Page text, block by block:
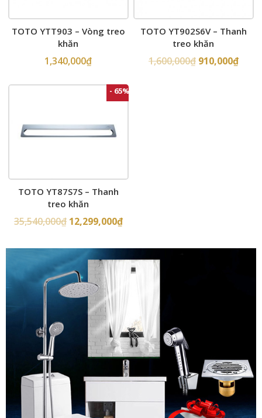
TOTO YTT903 – Vòng treo
khăn
1,340,000₫
TOTO YT902S6V – Thanh
treo khăn
1,600,000₫ 910,000₫
- 65%
TOTO YT87S7S – Thanh
treo khăn
35,540,000₫ 12,299,000₫